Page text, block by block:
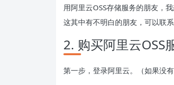
用阿里云OSS存储服务的朋友，
这其中有不明白的朋友，可以联
2. 购买阿里云OSS
第一步，登录阿里云。（如果没